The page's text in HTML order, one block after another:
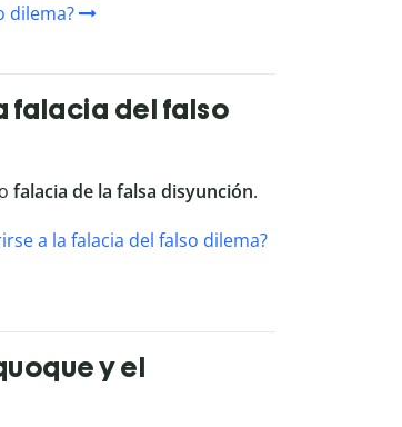
dilema?
falacia del falso
o falacia de la falsa disyunción.
a la falacia del falso dilema?
y el